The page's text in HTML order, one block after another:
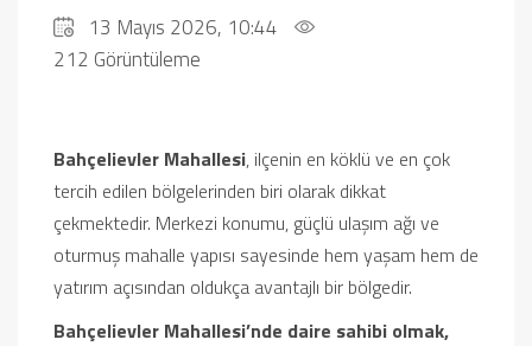
13 Mayıs 2026, 10:44
212 Görüntüleme
Bahçelievler Mahallesi, ilçenin en köklü ve en çok
tercih edilen bölgelerinden biri olarak dikkat
çekmektedir. Merkezi konumu, güçlü ulaşım ağı ve
oturmuş mahalle yapısı sayesinde hem yaşam hem de
yatırım açısından oldukça avantajlı bir bölgedir.
Bahçelievler Mahallesi’nde daire sahibi olmak,